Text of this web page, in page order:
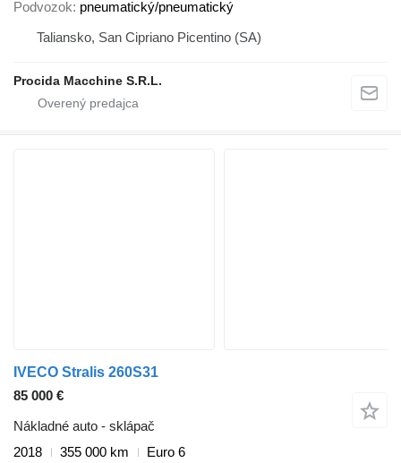
Podvozok pneumatický/pneumatický
Taliansko, San Cipriano Picentino (SA)
Procida Macchine S.R.L.
IVECO Stralis 260S31
85 000 €
Nákladné auto - sklápač
2018
355 000 km
Euro 6